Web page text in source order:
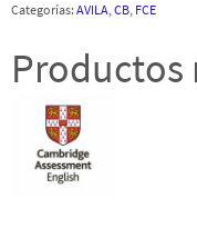
-
2022
CB
cantidad
Categorías: AVILA,CB, FCE
Productos